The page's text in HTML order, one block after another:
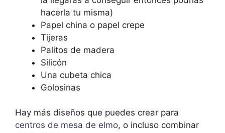
hacerla tu misma)
Papel china o papel crepe
Tijeras
Palitos de madera
Silicón
Una cubeta chica
Golosinas
Hay más diseños que puedes crear para
centros de mesa de elmo, o incluso combinar